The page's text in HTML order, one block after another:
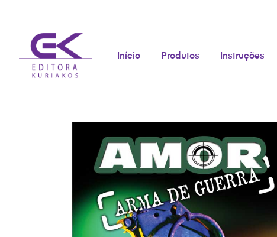
Início Produtos Instruções